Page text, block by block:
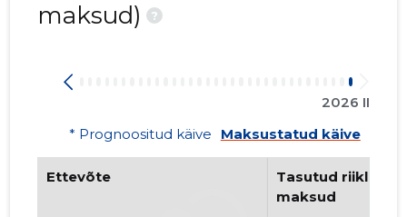
maksud)
?
2026 II
* Prognoositud käive
Maksustatud käive
Ettevõte
Tasutud riiklikud
maksud